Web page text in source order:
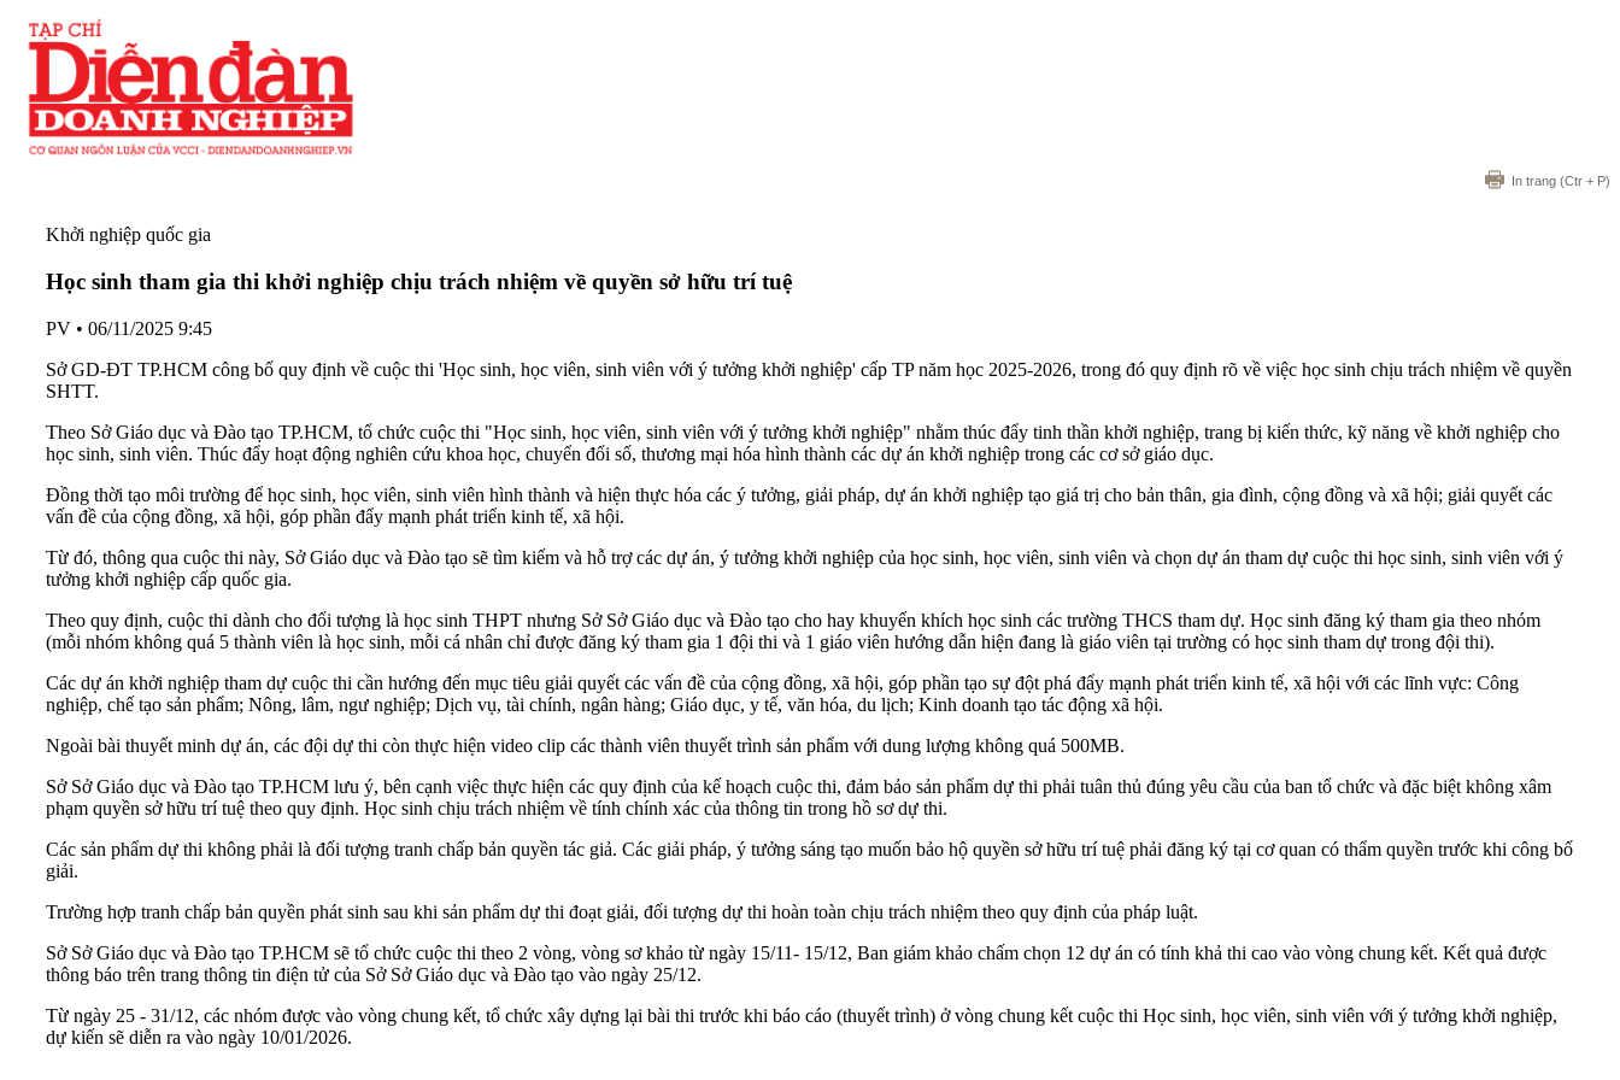
In trang (Ctr + P)
Khởi nghiệp quốc gia
Học sinh tham gia thi khởi nghiệp chịu trách nhiệm về quyền sở hữu trí tuệ
PV • 06/11/2025 9:45
Sở GD-ĐT TP.HCM công bố quy định về cuộc thi 'Học sinh, học viên, sinh viên với ý tưởng khởi nghiệp' cấp TP năm học 2025-2026, trong đó quy định rõ về việc học sinh chịu trách nhiệm về quyền
SHTT.
Theo Sở Giáo dục và Đào tạo TP.HCM, tổ chức cuộc thi "Học sinh, học viên, sinh viên với ý tưởng khởi nghiệp" nhằm thúc đẩy tinh thần khởi nghiệp, trang bị kiến thức, kỹ năng về khởi nghiệp cho
học sinh, sinh viên. Thúc đẩy hoạt động nghiên cứu khoa học, chuyển đổi số, thương mại hóa hình thành các dự án khởi nghiệp trong các cơ sở giáo dục.
Đồng thời tạo môi trường để học sinh, học viên, sinh viên hình thành và hiện thực hóa các ý tưởng, giải pháp, dự án khởi nghiệp tạo giá trị cho bản thân, gia đình, cộng đồng và xã hội; giải quyết các
vấn đề của cộng đồng, xã hội, góp phần đẩy mạnh phát triển kinh tế, xã hội.
Từ đó, thông qua cuộc thi này, Sở Giáo dục và Đào tạo sẽ tìm kiếm và hỗ trợ các dự án, ý tưởng khởi nghiệp của học sinh, học viên, sinh viên và chọn dự án tham dự cuộc thi học sinh, sinh viên với ý
tưởng khởi nghiệp cấp quốc gia.
Theo quy định, cuộc thi dành cho đối tượng là học sinh THPT nhưng Sở Sở Giáo dục và Đào tạo cho hay khuyến khích học sinh các trường THCS tham dự. Học sinh đăng ký tham gia theo nhóm
(mỗi nhóm không quá 5 thành viên là học sinh, mỗi cá nhân chỉ được đăng ký tham gia 1 đội thi và 1 giáo viên hướng dẫn hiện đang là giáo viên tại trường có học sinh tham dự trong đội thi).
Các dự án khởi nghiệp tham dự cuộc thi cần hướng đến mục tiêu giải quyết các vấn đề của cộng đồng, xã hội, góp phần tạo sự đột phá đẩy mạnh phát triển kinh tế, xã hội với các lĩnh vực: Công
nghiệp, chế tạo sản phẩm; Nông, lâm, ngư nghiệp; Dịch vụ, tài chính, ngân hàng; Giáo dục, y tế, văn hóa, du lịch; Kinh doanh tạo tác động xã hội.
Ngoài bài thuyết minh dự án, các đội dự thi còn thực hiện video clip các thành viên thuyết trình sản phẩm với dung lượng không quá 500MB.
Sở Sở Giáo dục và Đào tạo TP.HCM lưu ý, bên cạnh việc thực hiện các quy định của kế hoạch cuộc thi, đảm bảo sản phẩm dự thi phải tuân thủ đúng yêu cầu của ban tổ chức và đặc biệt không xâm
phạm quyền sở hữu trí tuệ theo quy định. Học sinh chịu trách nhiệm về tính chính xác của thông tin trong hồ sơ dự thi.
Các sản phẩm dự thi không phải là đối tượng tranh chấp bản quyền tác giả. Các giải pháp, ý tưởng sáng tạo muốn bảo hộ quyền sở hữu trí tuệ phải đăng ký tại cơ quan có thẩm quyền trước khi công bố
giải.
Trường hợp tranh chấp bản quyền phát sinh sau khi sản phẩm dự thi đoạt giải, đối tượng dự thi hoàn toàn chịu trách nhiệm theo quy định của pháp luật.
Sở Sở Giáo dục và Đào tạo TP.HCM sẽ tổ chức cuộc thi theo 2 vòng, vòng sơ khảo từ ngày 15/11- 15/12, Ban giám khảo chấm chọn 12 dự án có tính khả thi cao vào vòng chung kết. Kết quả được
thông báo trên trang thông tin điện tử của Sở Sở Giáo dục và Đào tạo vào ngày 25/12.
Từ ngày 25 - 31/12, các nhóm được vào vòng chung kết, tổ chức xây dựng lại bài thi trước khi báo cáo (thuyết trình) ở vòng chung kết cuộc thi Học sinh, học viên, sinh viên với ý tưởng khởi nghiệp,
dự kiến sẽ diễn ra vào ngày 10/01/2026.